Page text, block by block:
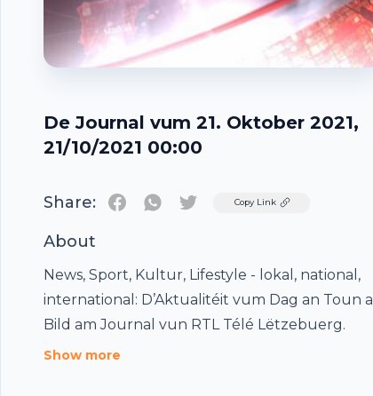
De Journal vum 21. Oktober 2021,
21/10/2021 00:00
Share: TwitterCopy Link
About
News, Sport, Kultur, Lifestyle - lokal, national,
international: D’Aktualitéit vum Dag an Toun a
Bild am Journal vun RTL Télé Lëtzebuerg.
Show more
Footer